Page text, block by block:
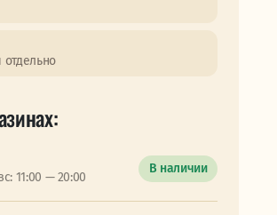
отдельно
11:00 — 20:00
В наличии